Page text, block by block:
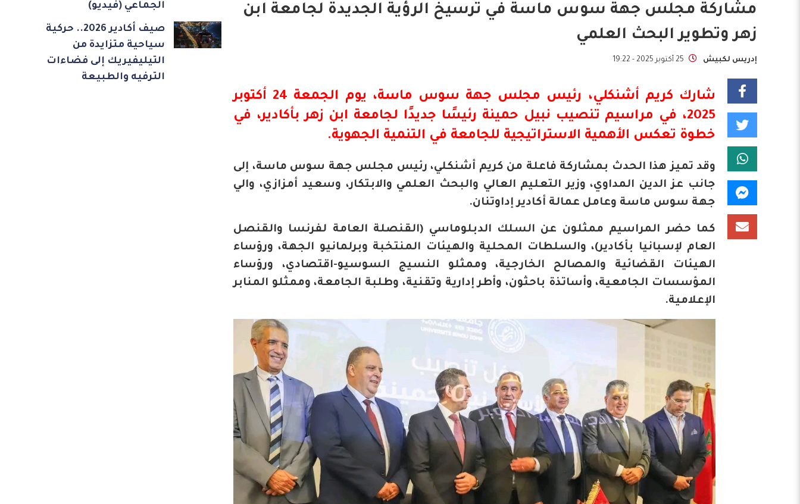
مشاركة مجلس جهة سوس ماسة في ترسيخ الرؤية الجديدة لجامعة ابن
زهر وتطوير البحث العلمي
إدريس لكبيش 25 أكتوبر 2025 - 19:22
شارك كريم أشنكلي، رئيس مجلس جهة سوس ماسة، يوم الجمعة 24 أكتوبر
2025، في مراسيم تنصيب نبيل حمينة رئيسًا جديدًا لجامعة ابن زهر بأكادير، في
خطوة تعكس الأهمية الاستراتيجية للجامعة في التنمية الجهوية.
وقد تميز هذا الحدث بمشاركة فاعلة من كريم أشنكلي، رئيس مجلس جهة سوس ماسة، إلى
جانب عز الدين المداوي، وزير التعليم العالي والبحث العلمي والابتكار، وسعيد أمزازي، والي
جهة سوس ماسة وعامل عمالة أكادير إداوتنان.
كما حضر المراسيم ممثلون عن السلك الدبلوماسي (القنصلة العامة لفرنسا والقنصل
العام لإسبانيا بأكادير)، والسلطات المحلية والهيئات المنتخبة وبرلمانيو الجهة، ورؤساء
الهيئات القضائية والمصالح الخارجية، وممثلو النسيج السوسيو-اقتصادي، ورؤساء
المؤسسات الجامعية، وأساتذة باحثون، وأطر إدارية وتقنية، وطلبة الجامعة، وممثلو المنابر
الإعلامية.
الجماعي (فيديو)
صيف أكادير 2026.. حركية
سياحية متزايدة من
التيليفيريك إلى فضاءات
الترفيه والطبيعة